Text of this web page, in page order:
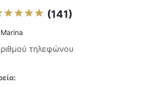
(141)
τηλεφώνου